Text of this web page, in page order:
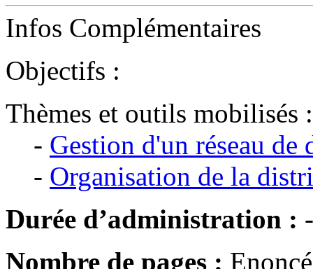
Infos Complémentaires
Objectifs :
Thèmes et outils mobilisés :
- Gestion d'un réseau
- Organisation de la
Durée d’administration : -
Nombre de pages :